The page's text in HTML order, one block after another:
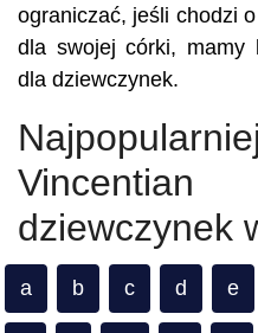
ograniczać, jeśli chodzi
dla swojej córki, mamy
dla dziewczynek.
dziewczynek
a b c d e